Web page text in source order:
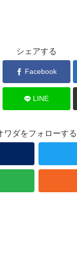
シェアする
Facebook
LINE
ワダをフォローする